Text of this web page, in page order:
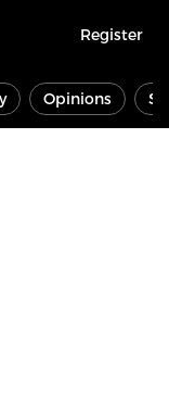
Register
Opinions